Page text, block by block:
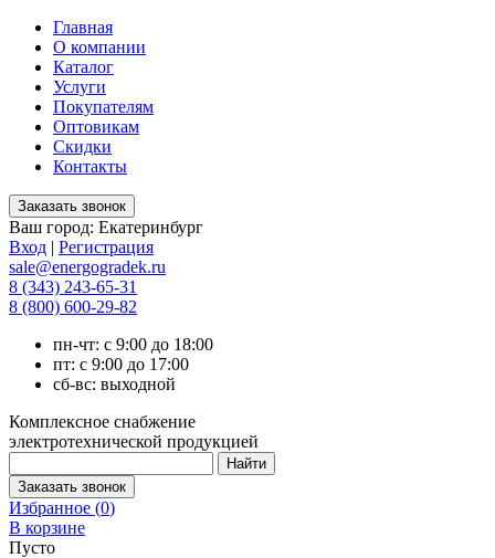
Главная
О компании
Каталог
Услуги
Покупателям
Оптовикам
Скидки
Контакты
Ваш город: Екатеринбург
Вход | Регистрация
sale@energogradek.ru
8 (343) 243-65-31
8 (800) 600-29-82
пн-чт: с 9:00 до 18:00
пт: с 9:00 до 17:00
сб-вс: выходной
Комплексное снабжение
электротехнической продукцией
Избранное (0)
В корзине
Пусто